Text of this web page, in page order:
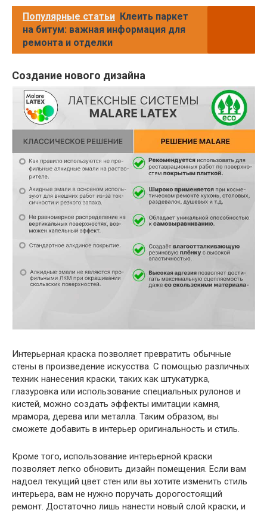
Популярные статьи Клеить паркет
на битум: важная информация для
ремонта и отделки
Создание нового дизайна
Интерьерная краска позволяет превратить обычные
стены в произведение искусства. С помощью различных
техник нанесения краски, таких как штукатурка,
глазуровка или использование специальных рулонов и
кистей, можно создать эффекты имитации камня,
мрамора, дерева или металла. Таким образом, вы
сможете добавить в интерьер оригинальность и стиль.
Кроме того, использование интерьерной краски
позволяет легко обновить дизайн помещения. Если вам
надоел текущий цвет стен или вы хотите изменить стиль
интерьера, вам не нужно поручать дорогостоящий
ремонт. Достаточно лишь нанести новый слой краски, и